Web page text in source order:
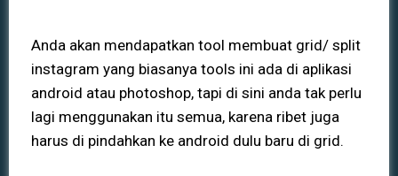
Anda akan mendapatkan tool membuat grid/ split
instagram yang biasanya tools ini ada di aplikasi
android atau photoshop, tapi di sini anda tak perlu
lagi menggunakan itu semua, karena ribet juga
harus di pindahkan ke android dulu baru di grid.